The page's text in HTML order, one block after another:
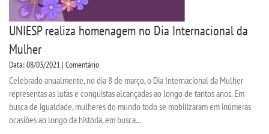
UNIESP realiza homenagem no Dia Internacional da
Mulher
Data: 08/03/2021 | Comentário
Celebrado anualmente, no dia 8 de março, o Dia Internacional da Mulher
representas as lutas e conquistas alcançadas ao longo de tantos anos. Em
busca de igualdade, mulheres do mundo todo se mobilizaram em inúmeras
ocasiões ao longo da história, em busca...